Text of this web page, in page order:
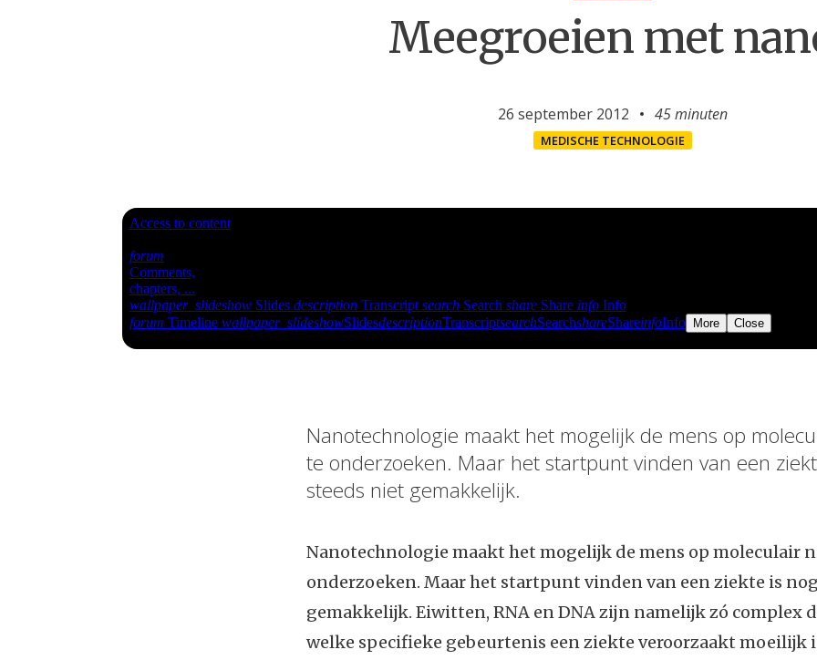
Meegroeien met
26 september 2012 45 minuten
MEDISCHE TECHNOLOGIE
Nanotechnologie maakt het mogelijk de mens op
te onderzoeken. Maar het startpunt vinden van een
steeds niet gemakkelijk.
Nanotechnologie maakt het mogelijk de mens op moleculair
onderzoeken. Maar het startpunt vinden van een ziekte is
gemakkelijk. Eiwitten, RNA en DNA zijn namelijk zó complex
welke specifieke gebeurtenis een ziekte veroorzaakt moeilijk